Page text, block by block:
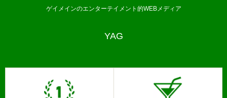
ゲイメインのエンターテイメント的WEBメディア
YAG